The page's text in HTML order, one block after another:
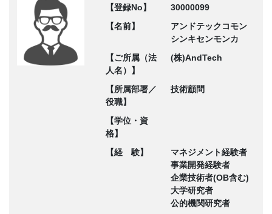
【登録No】
30000099
【名前】
アンドテックコモン
シンキセンモンカ
【ご所属（法
人名）】
(株)AndTech
【所属部署／
役職】
技術顧問
【学位・資
格】
【経 験】
マネジメント経験者
事業開発経験者
企業技術者(OB含む)
大学研究者
公的機関研究者